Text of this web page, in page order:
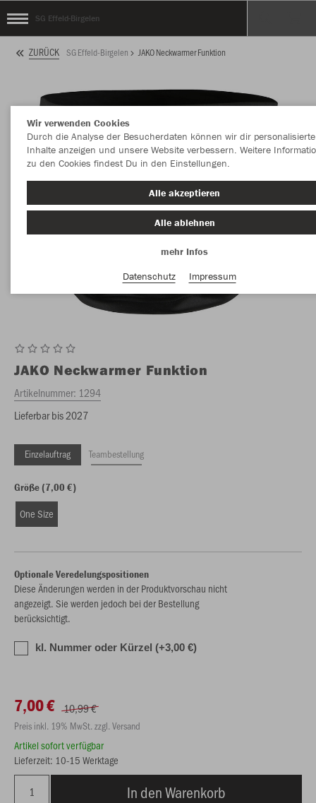
SG Effeld-Birgelen
ZURÜCK SG Effeld-Birgelen JAKO Neckwarmer Funktion
JAKO Neckwarmer Funktion
Artikelnummer: 1294
Lieferbar bis 2027
Einzelauftrag Teambestellung
Größe (7,00 €)
One Size
Optionale Veredelungspositionen
Diese Änderungen werden in der Produktvorschau nicht
angezeigt. Sie werden jedoch bei der Bestellung
berücksichtigt.
kl. Nummer oder Kürzel (+3,00 €)
7,00 € 10,99 €
Preis inkl. 19% MwSt. zzgl. Versand
Artikel sofort verfügbar
Lieferzeit: 10-15 Werktage
In den Warenkorb
Wir verwenden Cookies
Durch die Analyse der Besucherdaten können wir dir personalisierte
Inhalte anzeigen und unsere Website verbessern. Weitere
zu den Cookies findest Du in den Einstellungen.
Alle akzeptieren
Alle ablehnen
mehr Infos
Datenschutz
Impressum